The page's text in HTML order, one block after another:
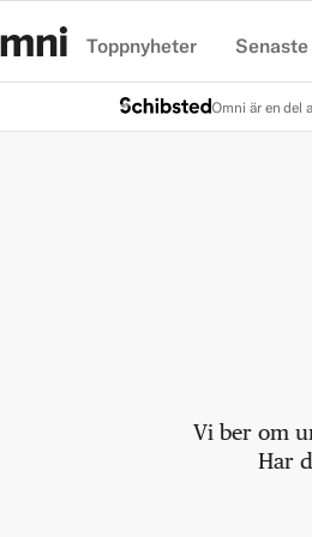
Toppnyheter
Omni är en del
Vi ber om
Har